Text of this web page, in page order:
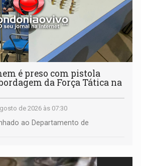
é preso com pistola
da Força Tática na
de 2026 às 07:30
ao Departamento de